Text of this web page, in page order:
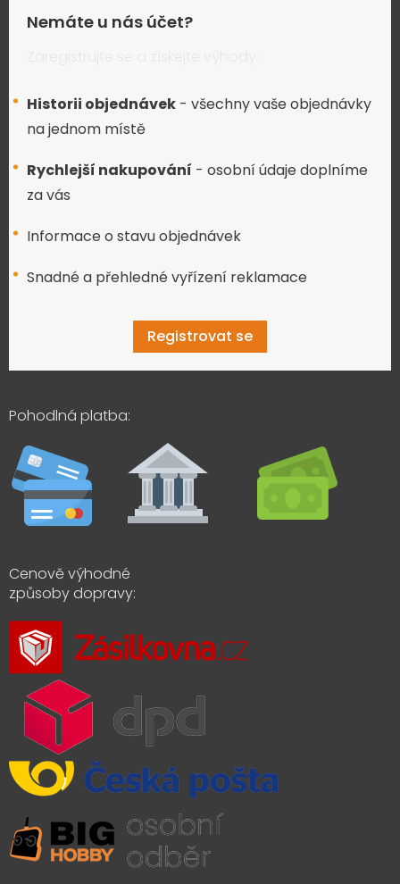
Nemáte u nás účet?
Historii objednávek - všechny vaše objednávky
na jednom místě
Rychlejší nakupování - osobní údaje doplníme
za vás
Informace o stavu objednávek
Snadné a přehledné vyřízení reklamace
Registrovat se
Pohodlná platba:
Cenově výhodné
způsoby dopravy: